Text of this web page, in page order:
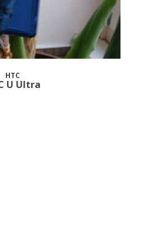
HTC
U Ultra